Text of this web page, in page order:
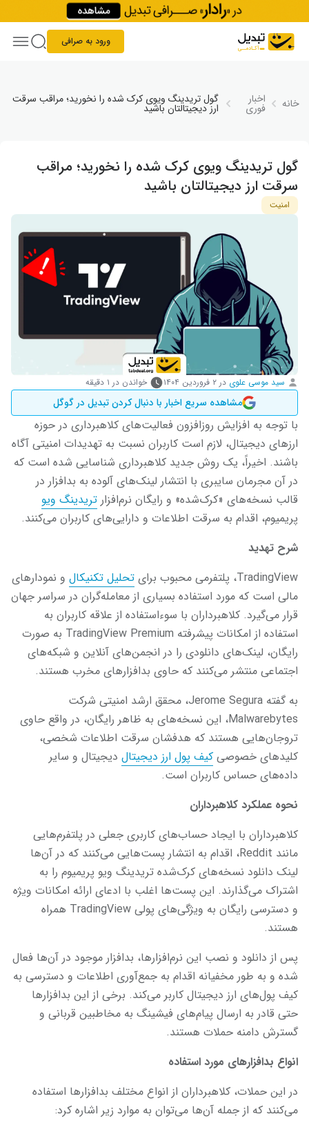
Skip to content
ورود به صرافی
خانه اخبار
فوری
گول تریدینگ ویوی کرک شده را نخورید؛ مراقب سرقت
ارز دیجیتالتان باشید
گول تریدینگ ویوی کرک شده را نخورید؛ مراقب
سرقت ارز دیجیتالتان باشید
امنیت
سید موسی علوی در ۲ فروردین ۱۴۰۴ خواندن در ۱ دقیقه
مشاهده سریع اخبار با دنبال کردن تبدیل در گوگل
با توجه به افزایش روزافزون فعالیت‌های کلاهبرداری در حوزه
ارزهای دیجیتال، لازم است کاربران نسبت به تهدیدات امنیتی آگاه
باشند. اخیراً، یک روش جدید کلاهبرداری شناسایی شده است که
در آن مجرمان سایبری با انتشار لینک‌های آلوده به بدافزار در
قالب نسخه‌های «کرک‌شده» و رایگان نرم‌افزار تریدینگ ویو
پریمیوم، اقدام به سرقت اطلاعات و دارایی‌های کاربران می‌کنند.
شرح تهدید
TradingView، پلتفرمی محبوب برای
تحلیل تکنیکال و نمودارهای
مالی است که مورد استفاده بسیاری از معامله‌گران در سراسر جهان
قرار می‌گیرد. کلاهبرداران با سوءاستفاده از علاقه کاربران به
استفاده از امکانات پیشرفته TradingView Premium به صورت
رایگان، لینک‌های دانلودی را در انجمن‌های آنلاین و شبکه‌های
اجتماعی منتشر می‌کنند که حاوی بدافزارهای مخرب هستند.
به گفته Jerome Segura، محقق ارشد امنیتی شرکت
Malwarebytes، این نسخه‌های به ظاهر رایگان، در واقع حاوی
تروجان‌هایی هستند که هدفشان سرقت اطلاعات شخصی،
کلیدهای خصوصی کیف پول‌ ارز دیجیتال دیجیتال و سایر
داده‌های حساس کاربران است.
نحوه عملکرد کلاهبرداران
کلاهبرداران با ایجاد حساب‌های کاربری جعلی در پلتفرم‌هایی
مانند Reddit، اقدام به انتشار پست‌هایی می‌کنند که در آن‌ها
لینک دانلود نسخه‌های کرک‌شده تریدینگ ویو پریمیوم را به
اشتراک می‌گذارند. این پست‌ها اغلب با ادعای ارائه امکانات ویژه
و دسترسی رایگان به ویژگی‌های پولی TradingView همراه
هستند.
پس از دانلود و نصب این نرم‌افزارها، بدافزار موجود در آن‌ها فعال
شده و به طور مخفیانه اقدام به جمع‌آوری اطلاعات و دسترسی به
کیف پول‌های ارز دیجیتال کاربر می‌کند. برخی از این بدافزارها
حتی قادر به ارسال پیام‌های فیشینگ به مخاطبین قربانی و
گسترش دامنه حملات هستند.
انواع بدافزارهای مورد استفاده
در این حملات، کلاهبرداران از انواع مختلف بدافزارها استفاده
می‌کنند که از جمله آن‌ها می‌توان به موارد زیر اشاره کرد: